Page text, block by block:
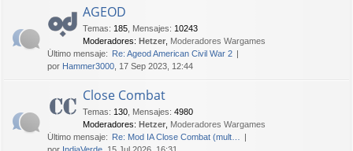
AGEOD
Temas: 185 Mensajes: 10243
Moderadores: Hetzer Moderadores Wargames
Último mensaje: Re: Ageod American Civil War 2
por Hammer3000 , 17 Sep 2023, 12:44
Close Combat
Temas: 130 Mensajes: 4980
Moderadores: Hetzer Moderadores Wargames
Último mensaje: Re: Mod IA Close Combat (mult…